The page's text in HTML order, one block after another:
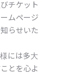
チケット
ムページ
らせいた
には多大
とを心よ